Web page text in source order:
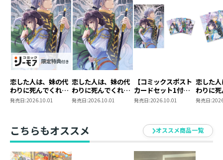
【ドラマCD1情報】
「これは現実？ それともーー？」
原作・永野水貴による完全オリジナルストーリー！
書き下ろしドラマCD用SS付き！
ジャケットはとよた瑣織の描き下ろし！
【内容】
異界の番人・ウィステリアは、弟子・ロイドとともに
恋した人は、妹の代
わりに死んでくれと
言った。―妹と結婚
―@COMIC 第7巻
【シーモア限定描き
発売日:2026.10.01
恋した人は、妹の代
わりに死んでくれと
言った。―妹と結婚
―@COMIC 第7巻
発売日:2026.10.01
【コミックスポスト
カードセット1付
き】恋した人は、妹
結婚した片思い相手
がなぜ今さら私のも
とに？と思ったら―
＠COMIC 第7巻
発売日:2026.10.01
恋した
わりに
言った
発売日:
こちらもオススメ オススメ商品一覧